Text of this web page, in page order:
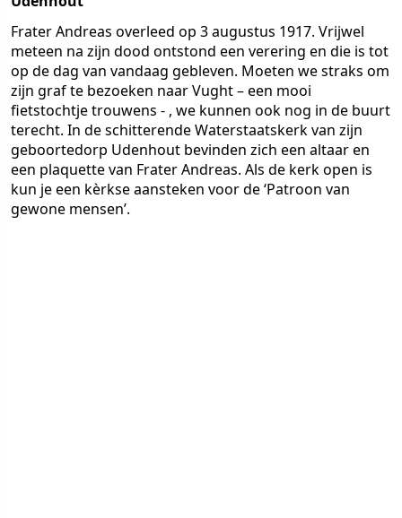
Frater Andreas overleed op 3 augustus 1917. Vrijwel
meteen na zijn dood ontstond een verering en die is tot
op de dag van vandaag gebleven. Moeten we straks om
zijn graf te bezoeken naar Vught – een mooi
fietstochtje trouwens - , we kunnen ook nog in de buurt
terecht. In de schitterende Waterstaatskerk van zijn
geboortedorp Udenhout bevinden zich een altaar en
een plaquette van Frater Andreas. Als de kerk open is
kun je een kèrkse aansteken voor de ‘Patroon van
gewone mensen’.